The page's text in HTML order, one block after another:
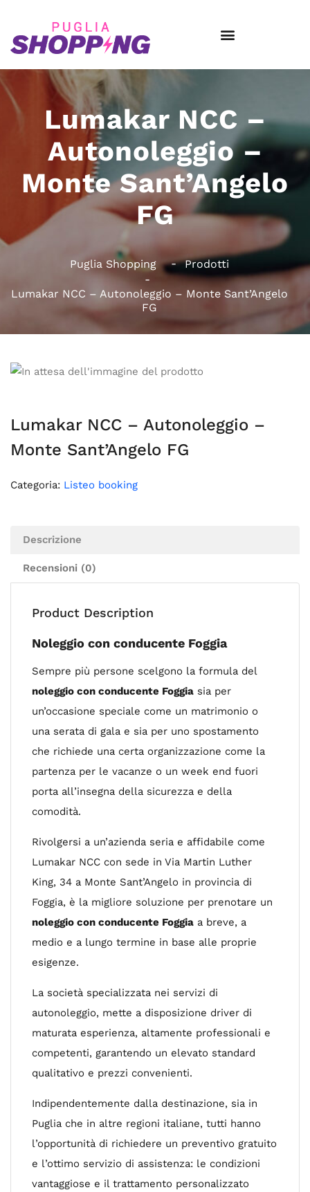
Lumakar NCC –
Autonoleggio –
Monte Sant’Angelo
FG
Puglia Shopping Prodotti
Lumakar NCC – Autonoleggio – Monte Sant’Angelo
FG
Lumakar NCC – Autonoleggio –
Monte Sant’Angelo FG
Categoria: Listeo booking
Descrizione
Recensioni (0)
Product Description
Noleggio con conducente Foggia
Sempre più persone scelgono la formula del
noleggio con conducente Foggia sia per
un’occasione speciale come un matrimonio o
una serata di gala e sia per uno spostamento
che richiede una certa organizzazione come la
partenza per le vacanze o un week end fuori
porta all’insegna della sicurezza e della
comodità.
Rivolgersi a un’azienda seria e affidabile come
Lumakar NCC con sede in Via Martin Luther
King, 34 a Monte Sant’Angelo in provincia di
Foggia, è la migliore soluzione per prenotare un
noleggio con conducente Foggia a breve, a
medio e a lungo termine in base alle proprie
esigenze.
La società specializzata nei servizi di
autonoleggio, mette a disposizione driver di
maturata esperienza, altamente professionali e
competenti, garantendo un elevato standard
qualitativo e prezzi convenienti.
Indipendentemente dalla destinazione, sia in
Puglia che in altre regioni italiane, tutti hanno
l’opportunità di richiedere un preventivo gratuito
e l’ottimo servizio di assistenza: le condizioni
vantaggiose e il trattamento personalizzato